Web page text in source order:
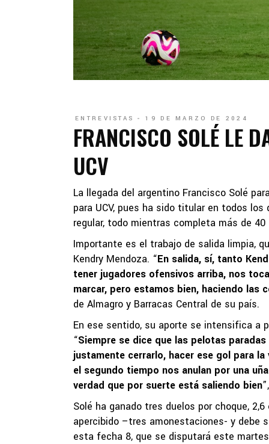
ENTREVISTAS 19 DE MARZO DE 2024
FRANCISCO SOLÉ LE
UCV
La llegada del argentino Francisco Solé
para UCV, pues ha sido titular en todos
regular, todo mientras completa más de
Importante es el trabajo de salida limpia,
Kendry Mendoza. “En salida, sí, tanto
tener jugadores ofensivos arriba, nos
marcar, pero estamos bien, haciendo las
de Almagro y Barracas Central de su país.
En ese sentido, su aporte se intensifica a
“Siempre se dice que las pelotas
justamente cerrarlo, hacer ese gol para
el segundo tiempo nos anulan por una
verdad que por suerte está saliendo bien
Solé ha ganado tres duelos por choque,
apercibido –tres amonestaciones- y debe
esta fecha 8, que se disputará este